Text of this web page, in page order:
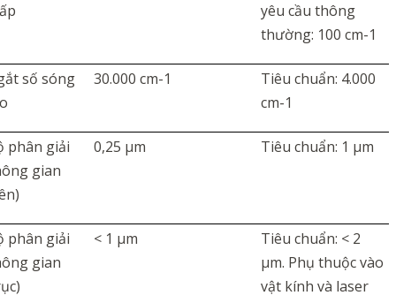
yêu cầu thông
thường: 100 cm-1
số sóng
30.000 cm-1
Tiêu chuẩn: 4.000
cm-1
phân giải
gian
0,25 µm Tiêu chuẩn: 1 µm
phân giải
gian
< 1 µm
Tiêu chuẩn: < 2
µm. Phụ thuộc vào
vật kính và laser